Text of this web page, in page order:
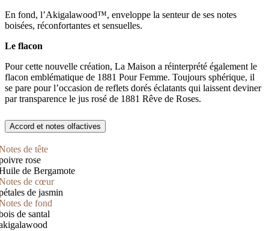
En fond, l’Akigalawood™, enveloppe la senteur de ses notes
boisées, réconfortantes et sensuelles.
Le flacon
Pour cette nouvelle création, La Maison a réinterprété également le
flacon emblématique de 1881 Pour Femme. Toujours sphérique, il
se pare pour l’occasion de reflets dorés éclatants qui laissent deviner
par transparence le jus rosé de 1881 Rêve de Roses.
Accord et notes olfactives
de tête
rose
de Bergamote
de cœur
de jasmin
de fond
de santal